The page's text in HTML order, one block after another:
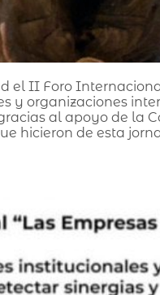
II Foro
y organizaciones
al apoyo de
hicieron de esta